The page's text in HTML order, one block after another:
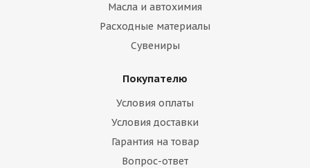
Масла и автохимия
Расходные материалы
Сувениры
Покупателю
Условия оплаты
Условия доставки
Гарантия на товар
Вопрос-ответ